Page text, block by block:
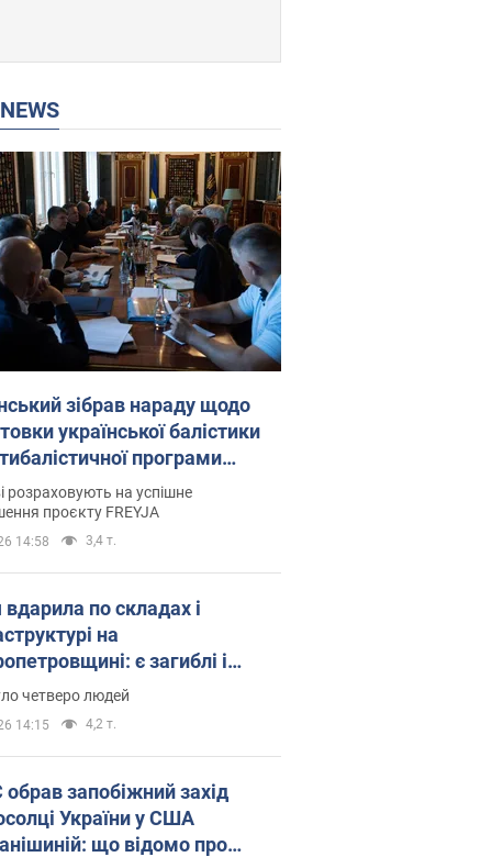
NEWS
зібрав нараду щодо
української балістики
які рішення готуються
розраховують на успішне
проєкту FREYJA
14:58 3,4 т.
вдарила по складах і
на
є загиблі і
Фото
четверо людей
14:15 4,2 т.
захід
України у США
що відомо про